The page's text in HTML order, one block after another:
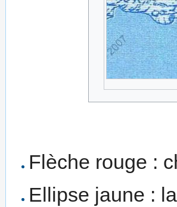
Flèche rouge :
Ellipse jaune :